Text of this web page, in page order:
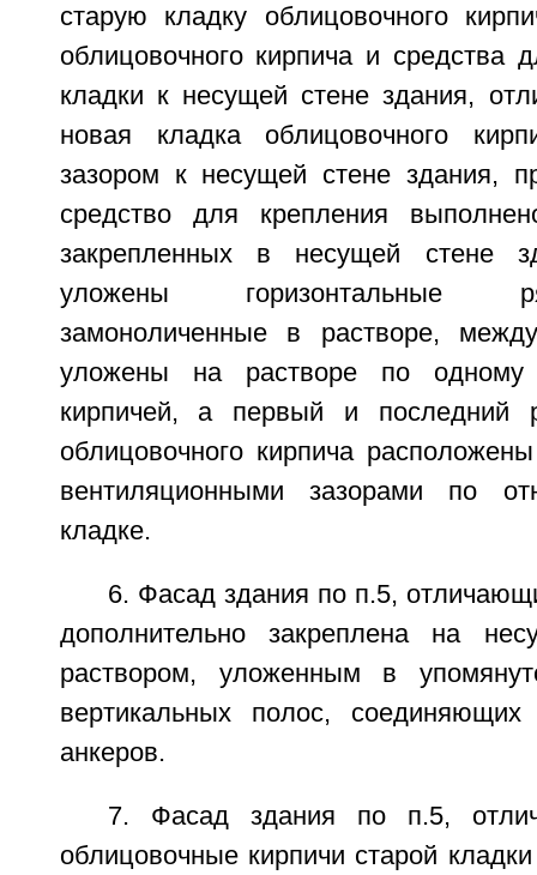
старую кладку облицовочного
облицовочного кирпича и средства
кладки к несущей стене здания,
новая кладка облицовочного
зазором к несущей стене здания,
средство для крепления
закрепленных в несущей стене
уложены горизонтальные
замоноличенные в растворе,
уложены на растворе по
кирпичей, а первый и последний
облицовочного кирпича
вентиляционными зазорами по
кладке.
6. Фасад здания по п.5,
дополнительно закреплена на
раствором, уложенным в
вертикальных полос, соединяющих
анкеров.
7. Фасад здания по п.5,
облицовочные кирпичи старой